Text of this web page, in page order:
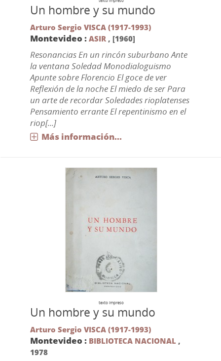
Un hombre y su mundo
Arturo Sergio VISCA (1917-1993)
Montevideo : ASIR, [1960]
Resonancias En un rincón suburbano Ante
la ventana Soledad Monodialoguismo
Apunte sobre Florencio El goce de ver
Reflexión de la noche El miedo de ser Para
un arte de recordar Soledades rioplatenses
Pensamiento errante El repentinismo en el
riop[...]
Más información...
texto impreso
Un hombre y su mundo
Arturo Sergio VISCA (1917-1993)
Montevideo : BIBLIOTECA NACIONAL,
1978